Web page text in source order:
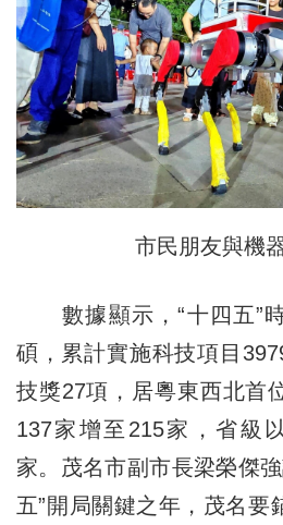
市民朋友與機
數據顯示，“十四五”時
碩，累計實施科技項目
技獎27項，居粵東西北首
137家增至215家，省級
家。茂名市副市長梁榮傑
五”開局關鍵之年，茂名要